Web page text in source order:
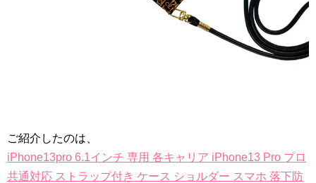
ご紹介したのは、
iPhone13pro 6.1インチ 専用 各キャリア iPhone13 Pro プロ
共通対応 ストラップ付き ケース ショルダー スマホ 落下防